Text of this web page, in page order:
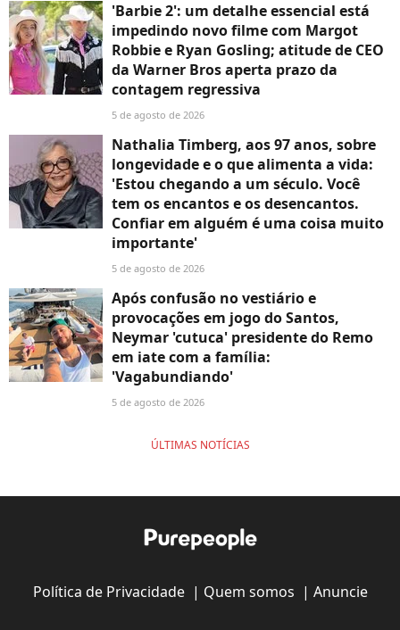
'Barbie 2': um detalhe essencial está
impedindo novo filme com Margot
Robbie e Ryan Gosling; atitude de CEO
da Warner Bros aperta prazo da
contagem regressiva
5 de agosto de 2026
Nathalia Timberg, aos 97 anos, sobre
longevidade e o que alimenta a vida:
'Estou chegando a um século. Você
tem os encantos e os desencantos.
Confiar em alguém é uma coisa muito
importante'
5 de agosto de 2026
Após confusão no vestiário e
provocações em jogo do Santos,
Neymar 'cutuca' presidente do Remo
em iate com a família:
'Vagabundiando'
5 de agosto de 2026
ÚLTIMAS NOTÍCIAS
Política de Privacidade| Quem somos | Anuncie